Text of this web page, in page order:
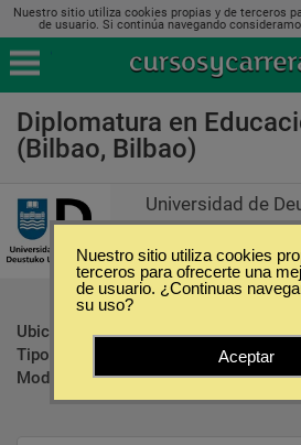
Nuestro sitio utiliza cookies propias y de terceros
de usuario. Si continúa navegando
Diplomatura en
(Bilbao, Bilbao)
Universidad de
Ubicación:
Bilbao - Bilbao
Tipo:
Diplomados
Modalidad:
Presencial
Nuestro sitio utiliza cookies
terceros para ofrecerte una
de usuario. ¿Continuas
su uso?
Aceptar